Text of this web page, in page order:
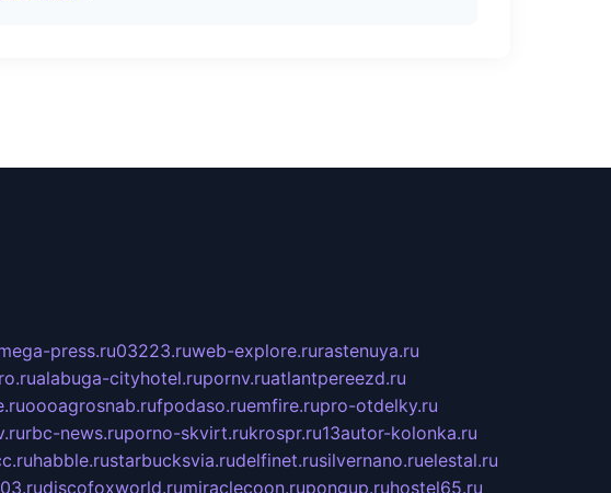
press.ru03223.ruweb-explore.rurastenuya.ru
alabuga-cityhotel.rupornv.ruatlantpereezd.ru
oooagrosnab.rufpodaso.ruemfire.rupro-otdelky.ru
rbc-news.ruporno-skvirt.rukrospr.ru13autor-kolonka.ru
habble.rustarbucksvia.rudelfinet.rusilvernano.ruelestal.ru
discofoxworld.rumiraclecoon.rupongup.ruhostel65.ru